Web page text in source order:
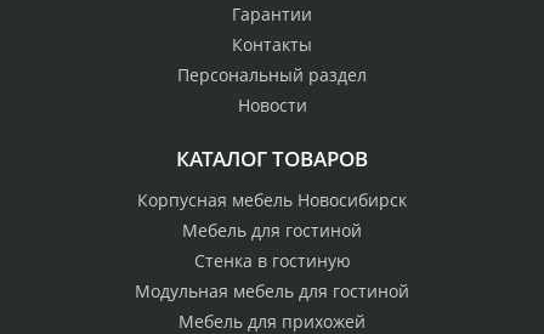
Гарантии
Контакты
Персональный раздел
Новости
КАТАЛОГ ТОВАРОВ
Корпусная мебель Новосибирск
Мебель для гостиной
Стенка в гостиную
Модульная мебель для гостиной
Мебель для прихожей